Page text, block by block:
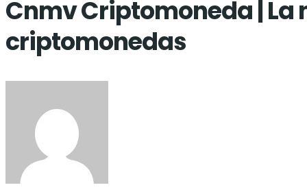
Cnmv Criptomoneda |
criptomonedas